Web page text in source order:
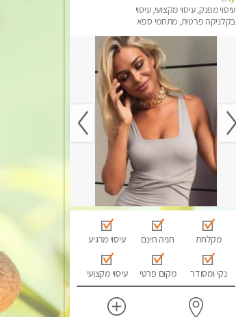
עיסוי מפנק, עיסוי מקצועי, עיסוי
בקלניקה פרטית, מתחמי ספא
הבית, עיסוי טנטרה, עיסוי מגבר
לגבר, עיסוי מגבר לאישה
מקלחת חניה חינם עיסוי מרגיע
נקי ומסודר מקום פרטי עיסוי מקצועי